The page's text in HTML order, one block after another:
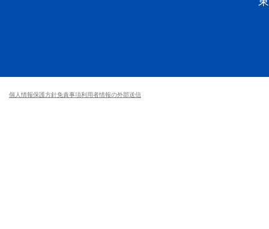
個人情報保護方針免責事項利用者情報の外部送信